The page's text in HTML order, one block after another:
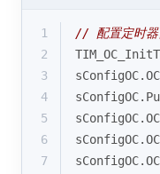
1
// 配置定时器
2
3
4
5
6
7